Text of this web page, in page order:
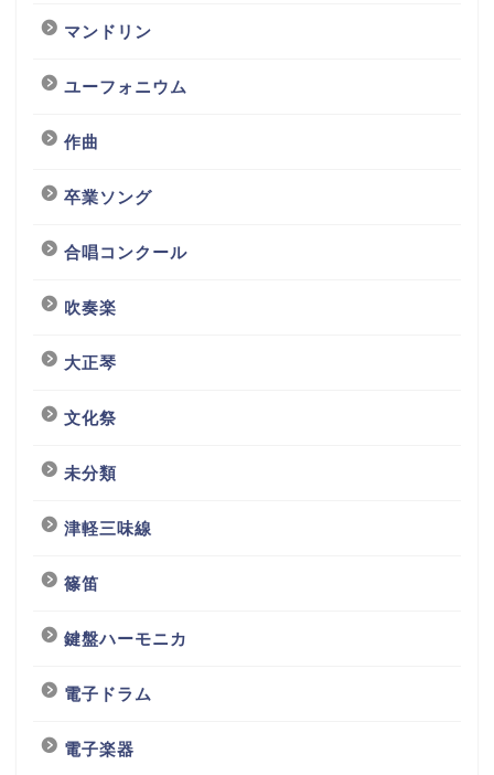
マンドリン
ユーフォニウム
作曲
卒業ソング
合唱コンクール
吹奏楽
大正琴
文化祭
未分類
津軽三味線
篠笛
鍵盤ハーモニカ
電子ドラム
電子楽器